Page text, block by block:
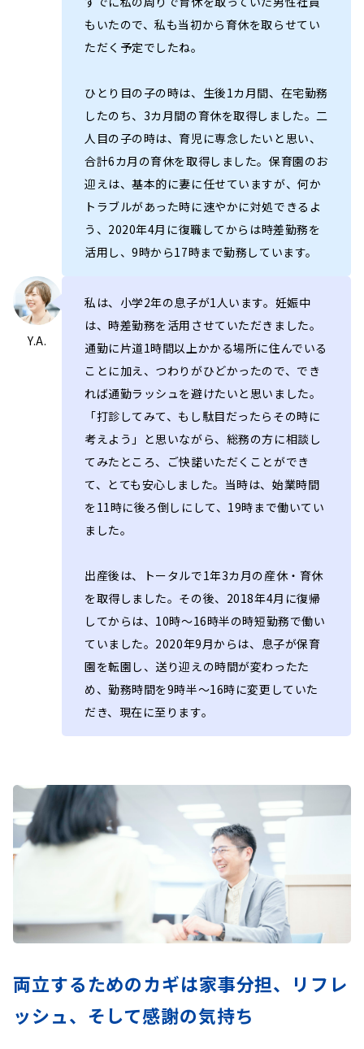
もいたので、私も当初から育休を取らせてい
ただく予定でしたね。
ひとり目の子の時は、生後1カ月間、在宅勤務
したのち、3カ月間の育休を取得しました。二
人目の子の時は、育児に専念したいと思い、
合計6カ月の育休を取得しました。保育園のお
迎えは、基本的に妻に任せていますが、何か
トラブルがあった時に速やかに対処できるよ
う、2020年4月に復職してからは時差勤務を
活用し、9時から17時まで勤務しています。
Y.A.
私は、小学2年の息子が1人います。妊娠中
は、時差勤務を活用させていただきました。
通勤に片道1時間以上かかる場所に住んでいる
ことに加え、つわりがひどかったので、でき
れば通勤ラッシュを避けたいと思いました。
「打診してみて、もし駄目だったらその時に
考えよう」と思いながら、総務の方に相談し
てみたところ、ご快諾いただくことができ
て、とても安心しました。当時は、始業時間
を11時に後ろ倒しにして、19時まで働いてい
ました。
出産後は、トータルで1年3カ月の産休・育休
を取得しました。その後、2018年4月に復帰
してからは、10時～16時半の時短勤務で働い
ていました。2020年9月からは、息子が保育
園を転園し、送り迎えの時間が変わったた
め、勤務時間を9時半～16時に変更していた
だき、現在に至ります。
両立するためのカギは家事分担、リフレ
ッシュ、 そして感謝の気持ち